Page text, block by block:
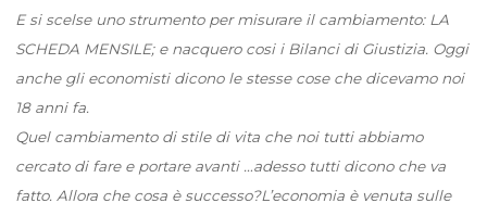
E si scelse uno strumento per misurare il cambiamento: LA
SCHEDA MENSILE; e nacquero cosi i Bilanci di Giustizia. Oggi
anche gli economisti dicono le stesse cose che dicevamo noi
18 anni fa.
Quel cambiamento di stile di vita che noi tutti abbiamo
cercato di fare e portare avanti …adesso tutti dicono che va
fatto. Allora che cosa è successo?L’economia è venuta sulle